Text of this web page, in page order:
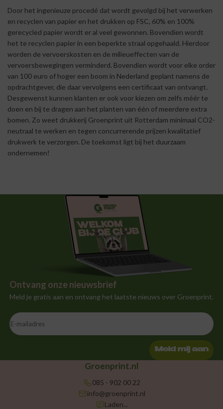
Door het ingenieuze procedé dat wordt gevolgd bij het verwerken
en recyclen van papier en het drukken op FSC, 60% en 100%
gerecycled papier wordt er al veel gewonnen. Bovendien wordt
het te recyclen papier in een beperkte straal opgehaald. Hierdoor
worden de vervoerskosten en de milieueffecten van de
vervoersbewegingen verminderd. Bovendien wordt voor elke order
van 100 euro of hoger een boom in Nederland geplant namens de
opdrachtgever, die daar vervolgens een certificaat van ontvangt.
Desgewenst kunnen klanten er ook voor kiezen om zelfs méér te
doen en bij te dragen aan het planten van één of meerdere extra
bomen. Zo weet drukkerij Groenprint uit Rotterdam minimaal CO2-
neutraal te werken en tegen concurrerende prijzen kwalitatief
drukwerk te verzorgen. De toekomst ligt bij het duurzaam
ondernemen!
Ontvang onze nieuwsbrief
Meld je gratis aan en ontvang het laatste nieuws over Groenprint.
Meld mij aan
Groenprint.nl
085 - 902 00 22
info@groenprint.nl
Laden...